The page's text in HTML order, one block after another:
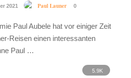
2021 Paul Launer 0
Paul Aubele hat vor einiger Zeit
Reisen einen interessanten
Paul …
5.9K